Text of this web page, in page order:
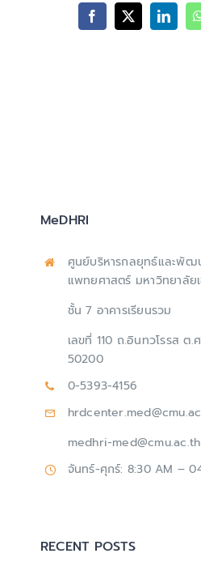
Facebook
X
MeDHRI
ศูนย์บริหารกลยุทธ์และพัฒ
แพทยศาสตร์ มหาวิทยาลัย
ชั้น 7 อาคารเรียนรวม
เลขที่ 110 ถ.อินทวโรรส ต.
50200
0-5393-4156
medhri-med@cmu.ac.th
จันทร์-ศุกร์: 8:30 AM –
RECENT POSTS